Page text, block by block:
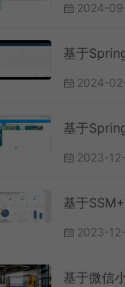
2024-
2024-
2023-
2023-